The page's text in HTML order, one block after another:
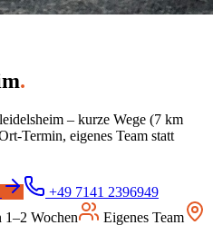
.
– kurze Wege (7 km
Termin, eigenes Team statt
+49 7141 2396949
1–2 Wochen
Eigenes Team